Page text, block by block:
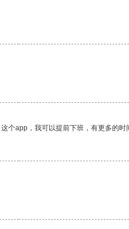
个app，我可以提前下班，有更多的时